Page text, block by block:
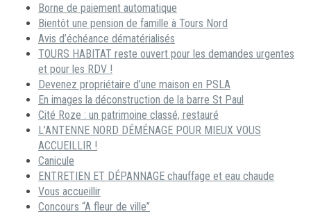
Borne de paiement automatique
Bientôt une pension de famille à Tours Nord
Avis d’échéance dématérialisés
TOURS HABITAT reste ouvert pour les demandes urgentes
et pour les RDV !
Devenez propriétaire d’une maison en PSLA
En images la déconstruction de la barre St Paul
Cité Roze : un patrimoine classé, restauré
L’ANTENNE NORD DÉMÉNAGE POUR MIEUX VOUS
ACCUEILLIR !
Canicule
ENTRETIEN ET DÉPANNAGE chauffage et eau chaude
Vous accueillir
Concours “A fleur de ville”